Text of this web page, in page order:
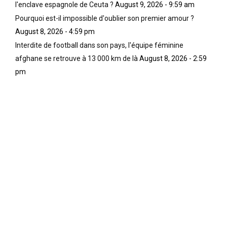
l'enclave espagnole de Ceuta ? August 9, 2026 - 9:59 am
Pourquoi est-il impossible d'oublier son premier amour ?
August 8, 2026 - 4:59 pm
Interdite de football dans son pays, l'équipe féminine
afghane se retrouve à 13 000 km de là August 8, 2026 - 2:59
pm